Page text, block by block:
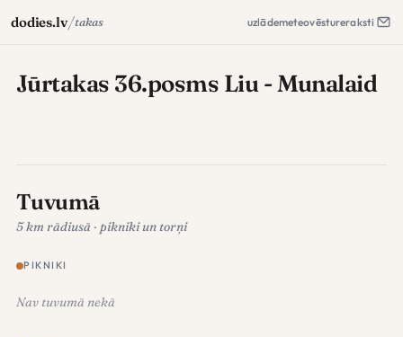
dodies.lv/takas uzlādemeteovēstureraksti
Jūrtakas 36.posms Liu - Munalaid
Tuvumā
5 km rādiusā · pikniki un torņi
PIKNIKI
Nav tuvumā nekā